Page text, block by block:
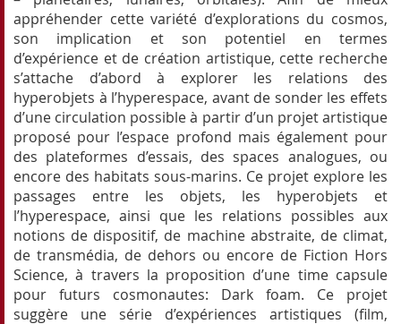
appréhender cette variété d’explorations du cosmos,
son implication et son potentiel en termes
d’expérience et de création artistique, cette recherche
s’attache d’abord à explorer les relations des
hyperobjets à l’hyperespace, avant de sonder les effets
d’une circulation possible à partir d’un projet artistique
proposé pour l’espace profond mais également pour
des plateformes d’essais, des spaces analogues, ou
encore des habitats sous-marins. Ce projet explore les
passages entre les objets, les hyperobjets et
l’hyperespace, ainsi que les relations possibles aux
notions de dispositif, de machine abstraite, de climat,
de transmédia, de dehors ou encore de Fiction Hors
Science, à travers la proposition d’une time capsule
pour futurs cosmonautes: Dark foam. Ce projet
suggère une série d’expériences artistiques (film,